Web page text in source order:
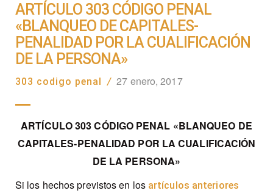
ARTÍCULO 303 CÓDIGO PENAL
«BLANQUEO DE CAPITALES-
PENALIDAD POR LA CUALIFICACIÓN
DE LA PERSONA»
303 codigo penal / 27 enero, 2017
ARTÍCULO 303 CÓDIGO PENAL «BLANQUEO DE
CAPITALES-PENALIDAD POR LA CUALIFICACIÓN
DE LA PERSONA»
Si los hechos previstos en los artículos anteriores